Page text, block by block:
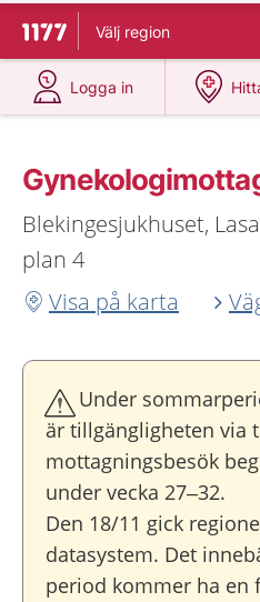
Till startsidan för 1177
Välj region
Logga in
på 1177.se
Blekingesjukhuset,
plan 4
Visa på karta
Under
är tillgängligheten via
mottagningsbesök
under vecka 27–32.
Den 18/11 gick
datasystem. Det
period kommer ha en